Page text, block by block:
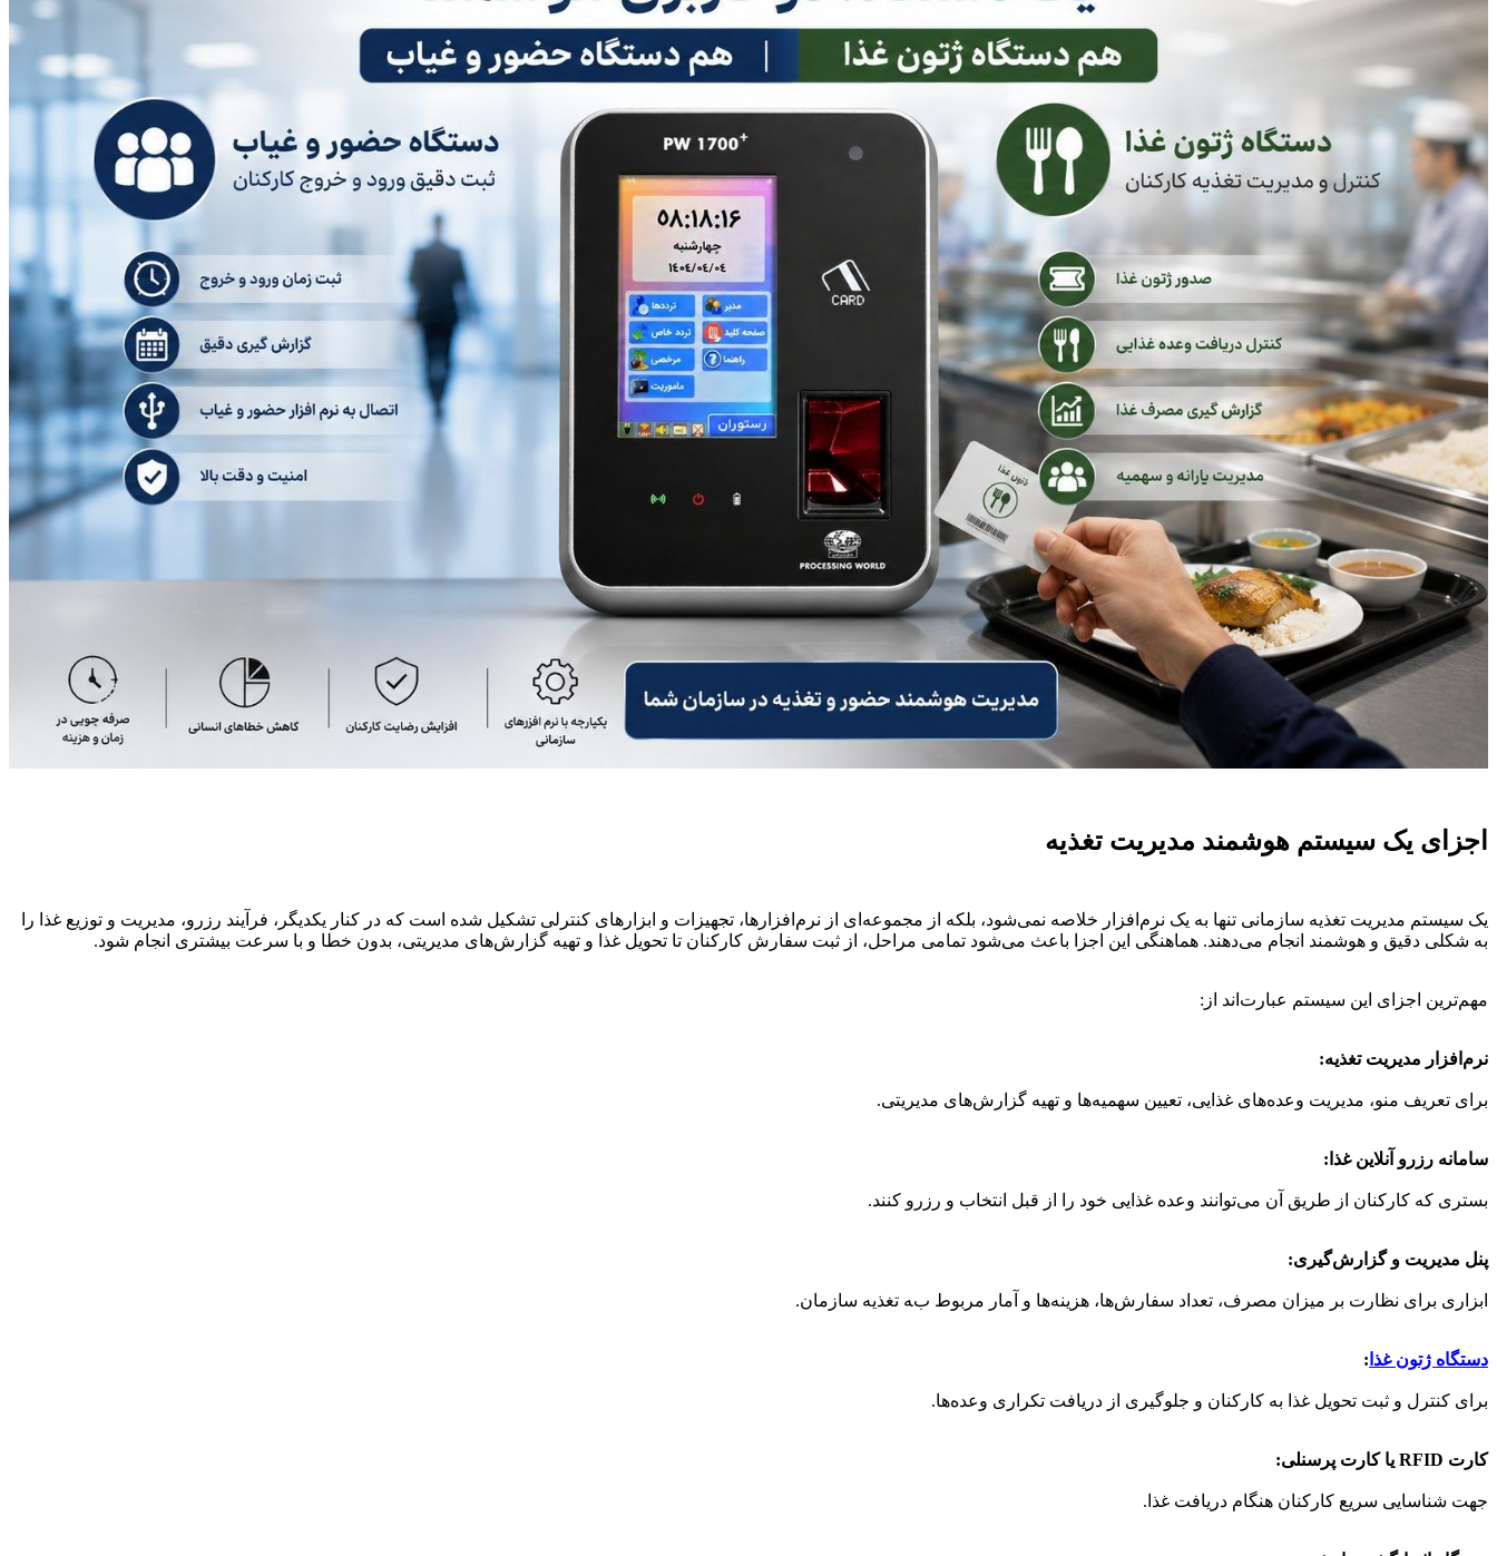
اجزای یک سیستم هوشمند مدیریت تغذیه
یک سیستم مدیریت تغذیه سازمانی تنها به یک نرم‌افزار خلاصه نمی‌شود، بلکه از مجموعه‌ای از نرم‌افزارها، تجهیزات و ابزارهای کنترلی تشکیل شده است که در کنار یکدیگر، فرآیند رزرو، مدیریت و توزیع غذا را
به شکلی دقیق و هوشمند انجام می‌دهند. هماهنگی این اجزا باعث می‌شود تمامی مراحل، از ثبت سفارش کارکنان تا تحویل غذا و تهیه گزارش‌های مدیریتی، بدون خطا و با سرعت بیشتری انجام شود.
مهم‌ترین اجزای این سیستم عبارت‌اند از:
نرم‌افزار مدیریت تغذیه:
برای تعریف منو، مدیریت وعده‌های غذایی، تعیین سهمیه‌ها و تهیه گزارش‌های مدیریتی.
سامانه رزرو آنلاین غذا:
بستری که کارکنان از طریق آن می‌توانند وعده غذایی خود را از قبل انتخاب و رزرو کنند.
پنل مدیریت و گزارش‌گیری:
ابزاری برای نظارت بر میزان مصرف، تعداد سفارش‌ها، هزینه‌ها و آمار مربوط به تغذیه سازمان.
دستگاه ژتون غذا :
برای کنترل و ثبت تحویل غذا به کارکنان و جلوگیری از دریافت تکراری وعده‌ها.
کارت RFID یا کارت پرسنلی:
جهت شناسایی سریع کارکنان هنگام دریافت غذا.